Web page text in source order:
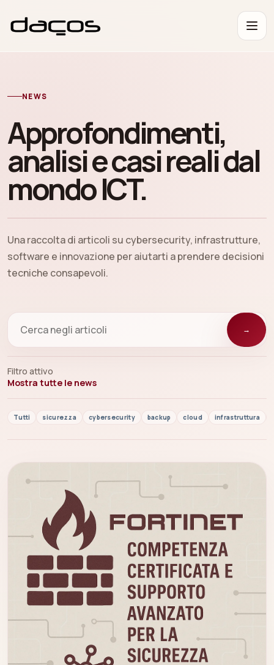
NEWS
Approfondimenti,
analisi e casi reali dal
mondo ICT.
Una raccolta di articoli su cybersecurity, infrastrutture,
software e innovazione per aiutarti a prendere decisioni
tecniche consapevoli.
→
Filtro attivo
Mostra tutte le news
Tutti sicurezza cybersecurity backup cloud infrastruttura